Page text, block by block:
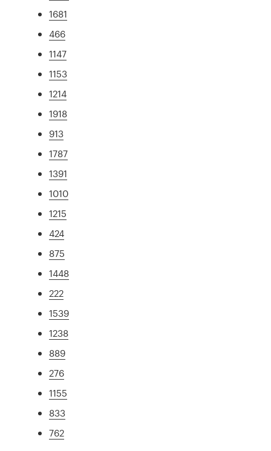
1681
466
1147
1153
1214
1918
913
1787
1391
1010
1215
424
875
1448
222
1539
1238
889
276
1155
833
762